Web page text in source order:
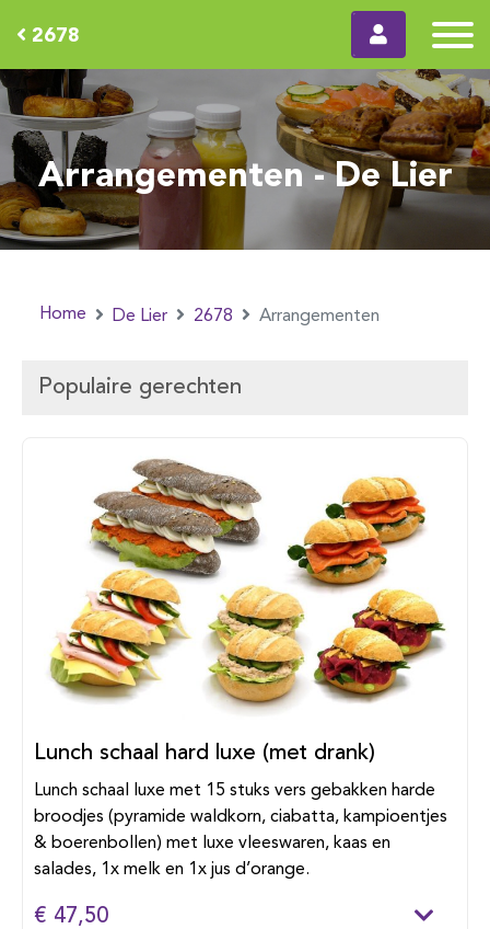
2678
Arrangementen - De Lier
Home De Lier 2678 Arrangementen
Populaire gerechten
Lunch schaal hard luxe (met drank)
Lunch schaal luxe met 15 stuks vers gebakken harde
broodjes (pyramide waldkorn, ciabatta, kampioentjes
& boerenbollen) met luxe vleeswaren, kaas en
salades, 1x melk en 1x jus d’orange.
€ 47,50